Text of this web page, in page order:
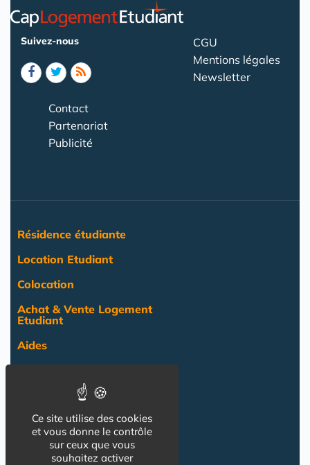
Suivez-nous
CGU
Mentions légales
Newsletter
Contact
Partenariat
Publicité
Résidence étudiante
Location Etudiant
Colocation
Achat & Vente Logement
Etudiant
Aides
Pro
NOS AUTRES SITES :
Ce site utilise des cookies
et vous donne le contrôle
sur ceux que vous
souhaitez activer